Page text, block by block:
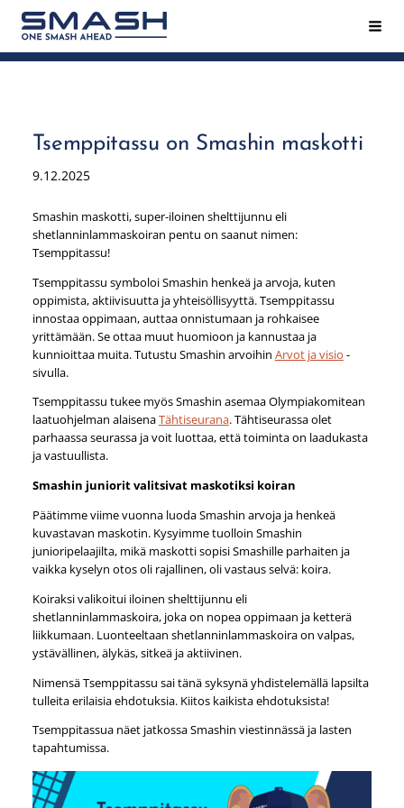
Siirry
sivun
sisältöön
Smash ry - Suomen suurin mailapeliseura
Tsemppitassu on Smashin maskotti
9.12.2025
Smashin maskotti, super-iloinen shelttijunnu eli
shetlanninlammaskoiran pentu on saanut nimen:
Tsemppitassu!
Tsemppitassu symboloi Smashin henkeä ja arvoja, kuten
oppimista, aktiivisuutta ja yhteisöllisyyttä. Tsemppitassu
innostaa oppimaan, auttaa onnistumaan ja rohkaisee
yrittämään. Se ottaa muut huomioon ja kannustaa ja
kunnioittaa muita. Tutustu Smashin arvoihin Arvot ja visio -
sivulla.
Tsemppitassu tukee myös Smashin asemaa Olympiakomitean
laatuohjelman alaisenaTähtiseurana. Tähtiseurassa olet
parhaassa seurassa ja voit luottaa, että toiminta on laadukasta
ja vastuullista.
Smashin juniorit valitsivat maskotiksi koiran
Päätimme viime vuonna luoda Smashin arvoja ja henkeä
kuvastavan maskotin. Kysyimme tuolloin Smashin
junioripelaajilta, mikä maskotti sopisi Smashille parhaiten ja
vaikka kyselyn otos oli rajallinen, oli vastaus selvä: koira.
Koiraksi valikoitui iloinen shelttijunnu eli
shetlanninlammaskoira, joka on nopea oppimaan ja ketterä
liikkumaan. Luonteeltaan shetlanninlammaskoira on valpas,
ystävällinen, älykäs, sitkeä ja aktiivinen.
Nimensä Tsemppitassu sai tänä syksynä yhdistelemällä lapsilta
tulleita erilaisia ehdotuksia. Kiitos kaikista ehdotuksista!
Tsemppitassua näet jatkossa Smashin viestinnässä ja lasten
tapahtumissa.